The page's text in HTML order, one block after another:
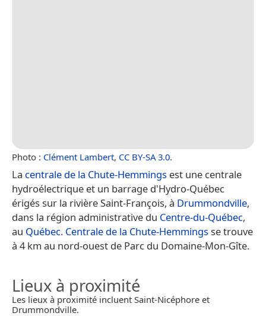
Photo : Clément Lambert, CC BY-SA 3.0.
La centrale de la Chute-Hemmings est une centrale
hydroélectrique et un barrage d'Hydro-Québec
érigés sur la rivière Saint-François, à Drummondville,
dans la région administrative du Centre-du-Québec,
au Québec. Centrale de la Chute-Hemmingsse trouve
à 4 km au nord-ouest de Parc du Domaine-Mon-Gîte.
Lieux à proximité
Les lieux à proximité incluent Saint-Nicéphore et
Drummondville.